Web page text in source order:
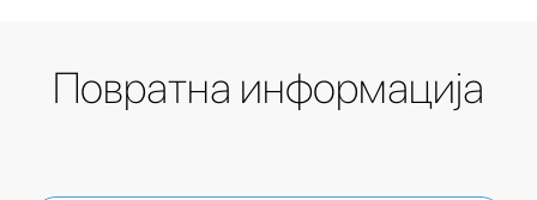
Повратна информација